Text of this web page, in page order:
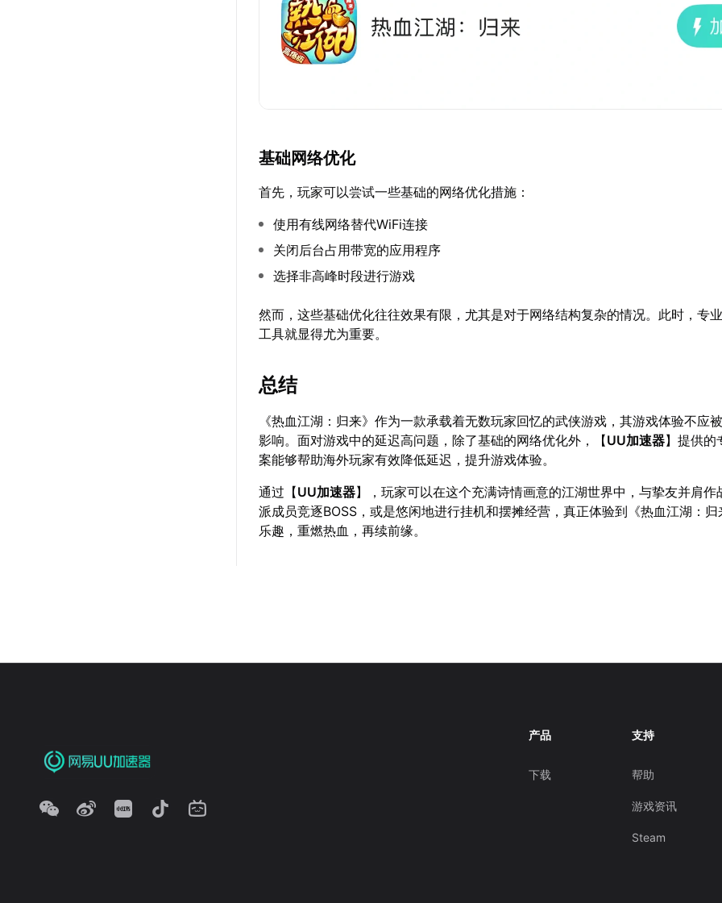
基础网络优化
首先，玩家可以尝试一些基础的网络优化措施：
使用有线网络替代WiFi连接
关闭后台占用带宽的应用程序
选择非高峰时段进行游戏
然而，这些基础优化往往效果有限，尤其是对于网络结构复杂的情况。此时，专
工具就显得尤为重要。
总结
《热血江湖：归来》作为一款承载着无数玩家回忆的武侠游戏，其游戏体验不应
影响。面对游戏中的延迟高问题，除了基础的网络优化外，【UU加速器】提供的
案能够帮助海外玩家有效降低延迟，提升游戏体验。
通过【UU加速器】，玩家可以在这个充满诗情画意的江湖世界中，与挚友并肩作
派成员竞逐BOSS，或是悠闲地进行挂机和摆摊经营，真正体验到《热血江湖：
乐趣，重燃热血，再续前缘。
产品
下载
支持
帮助
游戏资讯
Steam